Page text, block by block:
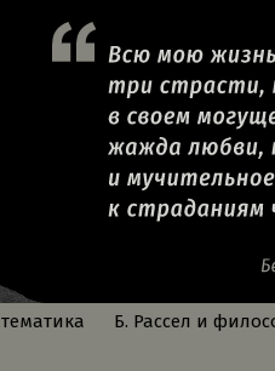
Б. Рассел и